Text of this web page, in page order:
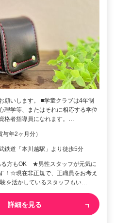
願いします。 ■学童クラブは4年制
理学等、またはそれに相応する学位
格者指導員になれます。…
年2ヶ月分）
鉄道「本川越駅」より徒歩5分
る方もOK ★男性スタッフが元気に
！☆現在非正規で、正職員をお考え
を活かしているスタッフもい…
詳細を見る